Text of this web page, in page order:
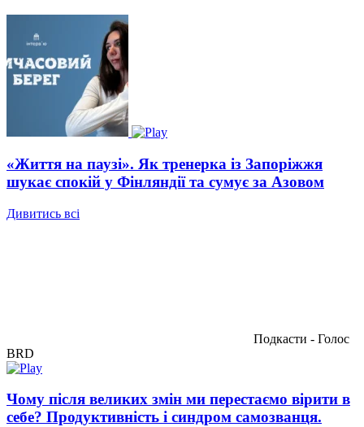
«Життя на паузі». Як тренерка із Запоріжжя
шукає спокій у Фінляндії та сумує за Азовом
Дивитись всі
Подкасти - Голос
BRD
Чому після великих змін ми перестаємо вірити в
себе? Продуктивність і синдром самозванця.